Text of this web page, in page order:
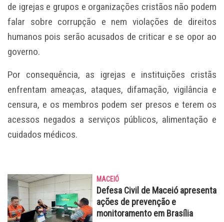
de igrejas e grupos e organizações cristãos não podem
falar sobre corrupção e nem violações de direitos
humanos pois serão acusados de criticar e se opor ao
governo.
Por consequência, as igrejas e instituições cristãs
enfrentam ameaças, ataques, difamação, vigilância e
censura, e os membros podem ser presos e terem os
acessos negados a serviços públicos, alimentação e
cuidados médicos.
MACEIÓ
Defesa Civil de Maceió apresenta
ações de prevenção e
monitoramento em Brasília